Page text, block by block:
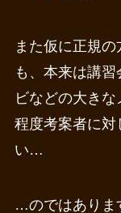
また仮に正規
も、本来は講
ビなどの大き
程度考案者に対
い…
…のではありま